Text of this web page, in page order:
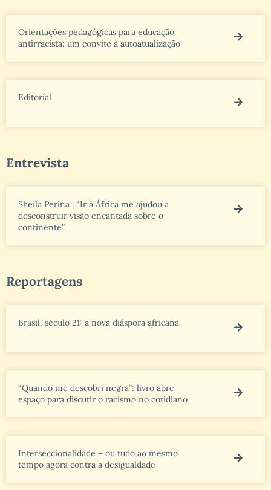
Orientações pedagógicas para educação
antirracista: um convite à autoatualização
Editorial
Entrevista
Sheila Perina | “Ir à África me ajudou a
desconstruir visão encantada sobre o
continente”
Reportagens
Brasil, século 21: a nova diáspora africana
“Quando me descobri negra”: livro abre
espaço para discutir o racismo no cotidiano
Interseccionalidade – ou tudo ao mesmo
tempo agora contra a desigualdade